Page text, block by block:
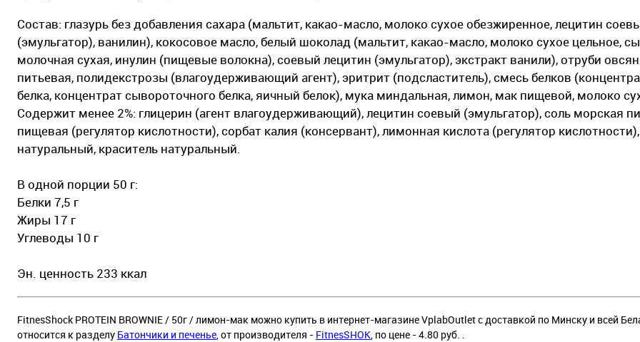
Состав: глазурь без добавления сахара (мальтит, какао-масло, молоко сухое обезжиренное, лецитин
(эмульгатор), ванилин), кокосовое масло, белый шоколад (мальтит, какао-масло, молоко сухое цельное,
молочная сухая, инулин (пищевые волокна), соевый лецитин (эмульгатор), экстракт ванили), отруби
питьевая, полидекстрозы (влагоудерживающий агент), эритрит (подсластитель), смесь белков
белка, концентрат сывороточного белка, яичный белок), мука миндальная, лимон, мак пищевой, молоко
Содержит менее 2%: глицерин (агент влагоудерживающий), лецитин соевый (эмульгатор), соль морская
пищевая (регулятор кислотности), сорбат калия (консервант), лимонная кислота (регулятор
натуральный, краситель натуральный.
В одной порции 50 г:
Белки 7,5 г
Жиры 17 г
Углеводы 10 г
Эн. ценность 233 ккал
FitnesShock PROTEIN BROWNIE / 50г / лимон-мак можно купить в интернет-магазине VplabOutlet с доставкой по Минску и всей
относится к разделу Батончики и печенье, от производителя - FitnesSHOK, по цене - 4.80 руб. .